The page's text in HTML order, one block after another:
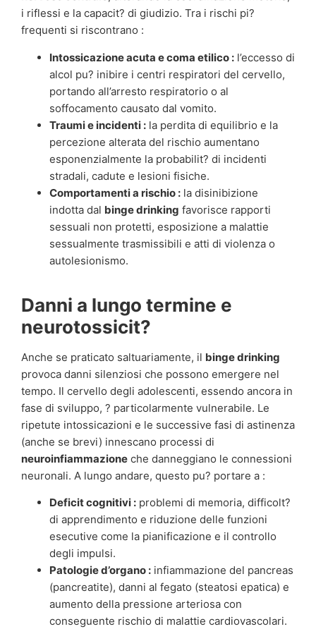
i riflessi e la capacit? di giudizio. Tra i rischi pi?
frequenti si riscontrano :
Intossicazione acuta e coma etilico : l’eccesso di
alcol pu? inibire i centri respiratori del cervello,
portando all’arresto respiratorio o al
soffocamento causato dal vomito.
Traumi e incidenti : la perdita di equilibrio e la
percezione alterata del rischio aumentano
esponenzialmente la probabilit? di incidenti
stradali, cadute e lesioni fisiche.
Comportamenti a rischio : la disinibizione
indotta dal binge drinking favorisce rapporti
sessuali non protetti, esposizione a malattie
sessualmente trasmissibili e atti di violenza o
autolesionismo.
Danni a lungo termine e
neurotossicit?
Anche se praticato saltuariamente, il binge drinking
provoca danni silenziosi che possono emergere nel
tempo. Il cervello degli adolescenti, essendo ancora in
fase di sviluppo, ? particolarmente vulnerabile. Le
ripetute intossicazioni e le successive fasi di astinenza
(anche se brevi) innescano processi di
neuroinfiammazione che danneggiano le connessioni
neuronali. A lungo andare, questo pu? portare a :
Deficit cognitivi : problemi di memoria, difficolt?
di apprendimento e riduzione delle funzioni
esecutive come la pianificazione e il controllo
degli impulsi.
Patologie d’organo : infiammazione del pancreas
(pancreatite), danni al fegato (steatosi epatica) e
aumento della pressione arteriosa con
conseguente rischio di malattie cardiovascolari.